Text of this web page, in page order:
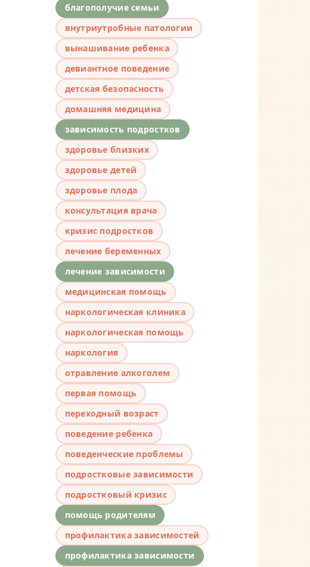
благополучие семьи
внутриутробные патологии
вынашивание ребенка
девиантное поведение
детская безопасность
домашняя медицина
зависимость подростков
здоровье близких
здоровье детей
здоровье плода
консультация врача
кризис подростков
лечение беременных
лечение зависимости
медицинская помощь
наркологическая клиника
наркологическая помощь
наркология
отравление алкоголем
первая помощь
переходный возраст
поведение ребенка
поведенческие проблемы
подростковые зависимости
подростковый кризис
помощь родителям
профилактика зависимостей
профилактика зависимости